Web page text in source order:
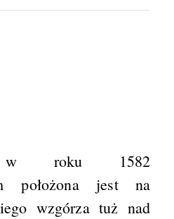
w roku 1582
położona jest na
wzgórza tuż nad